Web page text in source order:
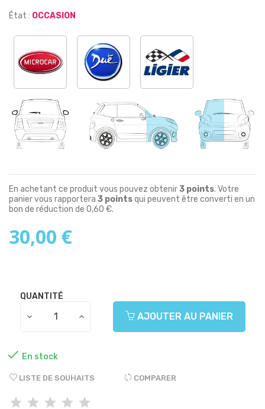
État : OCCASION
En achetant ce produit vous pouvez obtenir3 points. Votre
panier vous rapportera 3 pointsqui peuvent être converti en un
bon de réduction de 0,60 €.
30,00 €
QUANTITÉ
AJOUTER AU PANIER
 En stock
LISTE DE SOUHAITS COMPARER